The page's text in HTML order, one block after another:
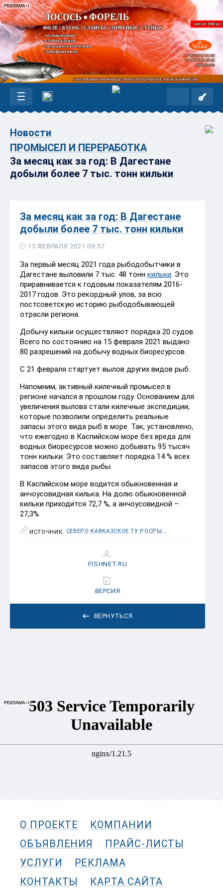
Новости
ПРОМЫСЕЛ И ПЕРЕРАБОТКА
За месяц как за год: В Дагестане
добыли более 7 тыс. тонн кильки
За месяц как за год: В Дагестане
добыли более 7 тыс. тонн кильки
15 ФЕВРАЛЯ 2021 09:57
За первый месяц 2021 года рыбодобытчики в
Дагестане выловили 7 тыс. 48 тонн кильки. Это
приравнивается к годовым показателям 2016-
2017 годов. Это рекордный улов, за всю
постсоветскую историю рыбодобывающей
отрасли региона.
Добычу кильки осуществляют порядка 20 судов.
Всего по состоянию на 15 февраля 2021 выдано
80 разрешений на добычу водных биоресурсов.
С 21 февраля стартует вылов других видов рыб.
Напомним, активный килечный промысел в
регионе начался в прошлом году. Основанием для
увеличения вылова стали килечные экспедиции,
которые позволили определить реальные
запасы этого вида рыб в море. Так, установлено,
что ежегодно в Каспийском море без вреда для
водных биоресурсов можно добывать 95 тысяч
тонн кильки. Это составляет порядка 14 % всех
запасов этого вида рыбы.
В Каспийском море водится обыкновенная и
анчоусовидная килька. На долю обыкновенной
кильки приходится 72,7 %, а анчоусовидной –
27,3%.
ИСТОЧНИК: СЕВЕРО-КАВКАЗСКОЕ ТУ РОСРЫБОЛОВСТВА
ВЕРНУТЬСЯ
FISHNET.RU
ВЕРСИЯ
О ПРОЕКТЕ
КОМПАНИИ
ОБЪЯВЛЕНИЯ
ПРАЙС-ЛИСТЫ
УСЛУГИ
РЕКЛАМА
КОНТАКТЫ
КАРТА САЙТА